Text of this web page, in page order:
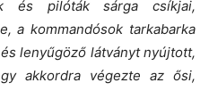
és pilóták sárga csíkjai,
a kommandósok tarkabarka
lenyűgöző látványt nyújtott,
akkordra végezte az ősi,